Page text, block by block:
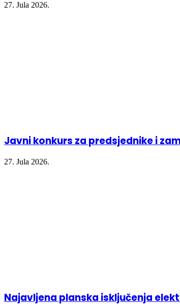
27. Jula 2026.
Javni konkurs za predsjednike i
27. Jula 2026.
Najavljena planska isključenja